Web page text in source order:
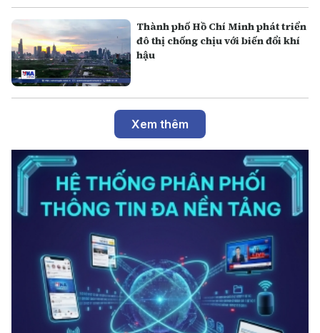
Thành phố Hồ Chí Minh phát triển
đô thị chống chịu với biến đổi khí
hậu
Xem thêm